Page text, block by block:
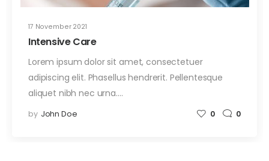
17 November 2021
Intensive Care
Lorem ipsum dolor sit amet, consectetuer
adipiscing elit. Phasellus hendrerit. Pellentesque
aliquet nibh nec urna.…
by John Doe 0 0